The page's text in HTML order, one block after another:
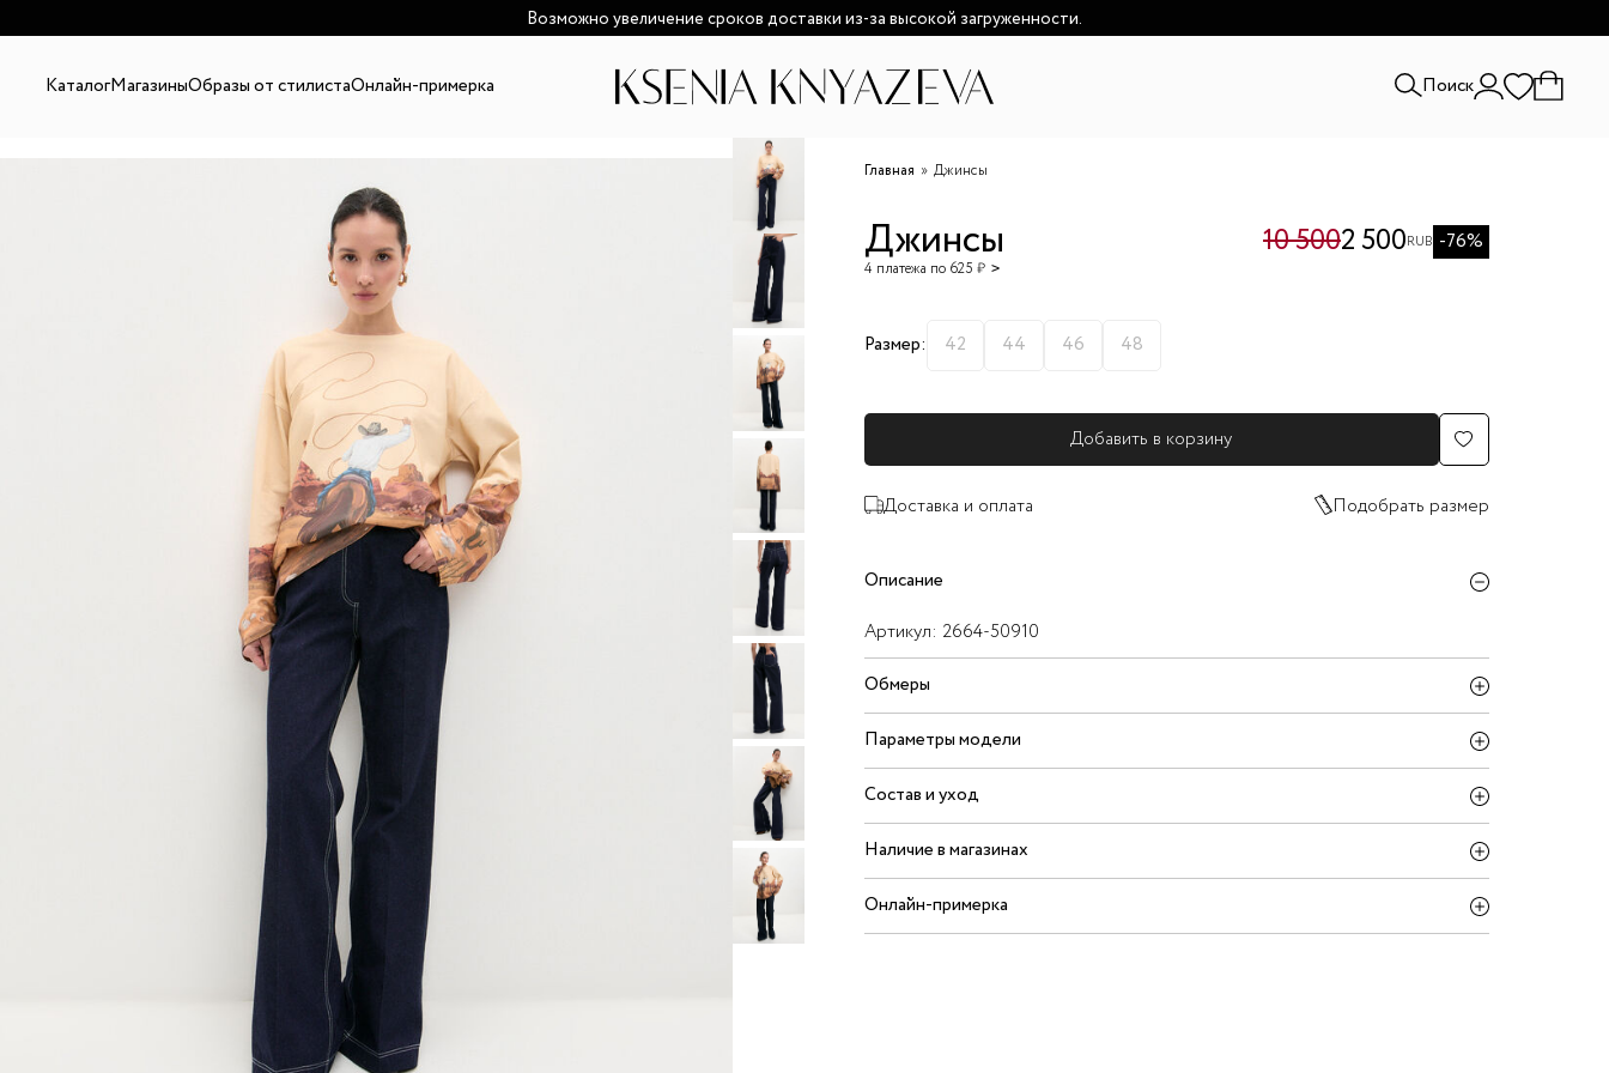
Возможно увеличение сроков доставки из-за высокой загруженности.
КаталогМагазиныОбразы от стилистаОнлайн-примерка Поиск
Главная Джинсы
Джинсы
4 платежа по 625 ₽
10 5002 500RUB -76%
Размер: 42 44 46 48
Добавить в корзину
Доставка и оплата Подобрать размер
Описание
Артикул: 2664-50910
Обмеры
Параметры модели
Состав и уход
Наличие в магазинах
Онлайн-примерка